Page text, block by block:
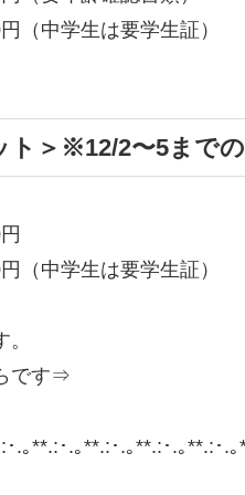
（中学生は要学生証）
ト＞※12/2〜5まで
（中学生は要学生証）
です⇒
･.｡**.:･.｡**.:･.｡**.:･.｡**.:･.